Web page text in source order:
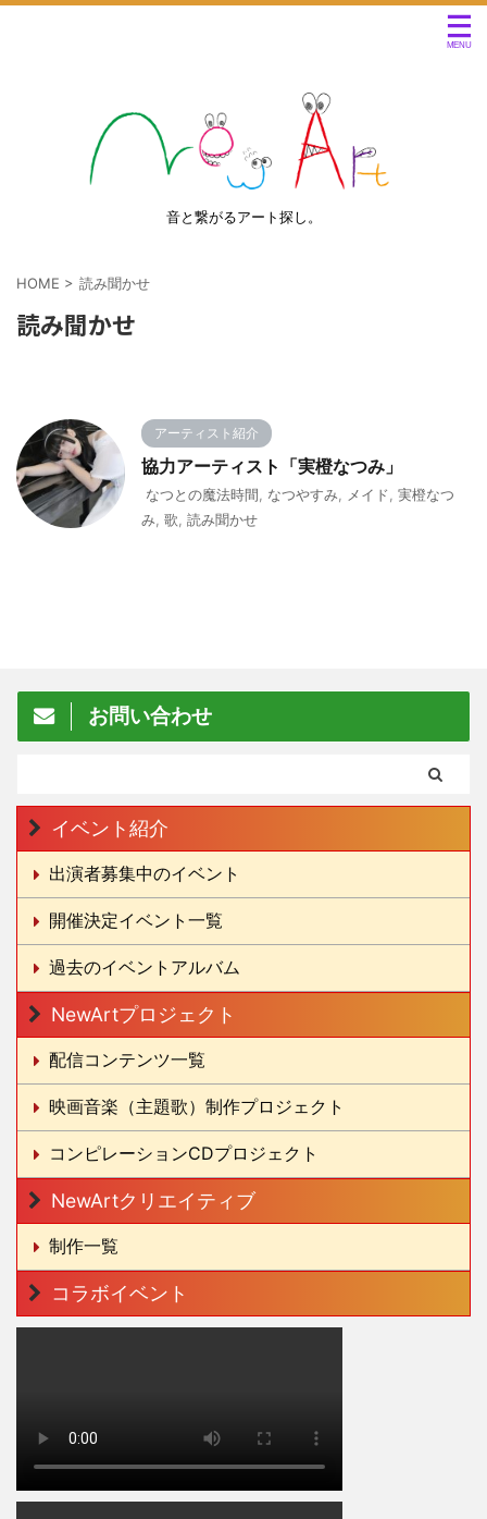
音と繋がるアート探し。
HOME > 読み聞かせ
読み聞かせ
アーティスト紹介
協力アーティスト「実橙なつみ」
なつとの魔法時間 なつやすみ メイド 実橙なつ
み 歌 読み聞かせ
お問い合わせ
イベント紹介
出演者募集中のイベント
開催決定イベント一覧
過去のイベントアルバム
NewArtプロジェクト
配信コンテンツ一覧
映画音楽（主題歌）制作プロジェクト
コンピレーションCDプロジェクト
NewArtクリエイティブ
制作一覧
コラボイベント